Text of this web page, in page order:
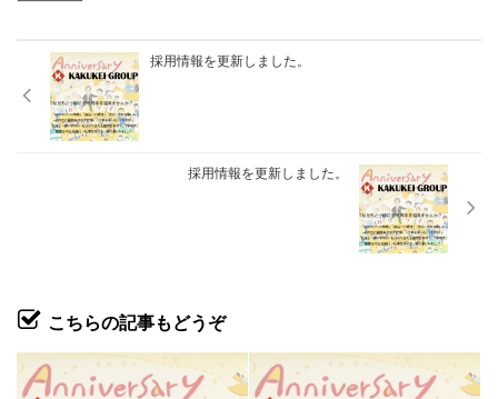
採用情報を更新しました。
採用情報を更新しました。
こちらの記事もどうぞ